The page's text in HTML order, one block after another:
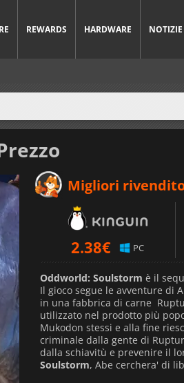
REWARDS HARDWARE NOTIZIE
Migliori
2.38€ PC
Oddworld: Soulstorm è il
Il gioco segue le avventure di
in una fabbrica di carne
utilizzato nel prodotto più
Mukodon stessi e alla fine
criminale dalla gente di
dalla schiavitù e prevenire il
Soulstorm, Abe cerchera' di